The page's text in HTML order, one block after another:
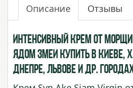
Описание Отзывы
Интенсивный крем от
Ядом Змеи купить в Киеве,
Днепре, Львове и др.